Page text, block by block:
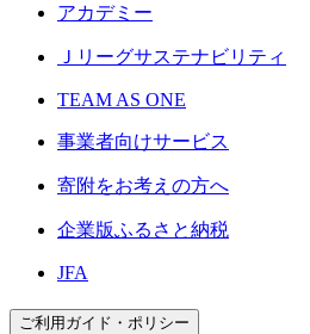
アカデミー
Ｊリーグサステナビリティ
TEAM AS ONE
事業者向けサービス
寄附をお考えの方へ
企業版ふるさと納税
JFA
ご利用ガイド・ポリシー